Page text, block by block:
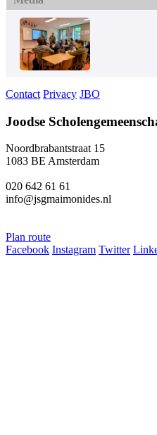
Contact Privacy JBO
Joodse
Noordbrabantstraat 15
1083 BE Amsterdam
020 642 61 61
info@jsgmaimonides.nl
Plan route
Facebook Instagram Twitter